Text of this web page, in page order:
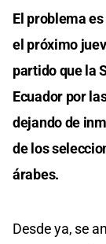
El problema
el próximo
partido que la
Ecuador por
dejando de
de los
árabes.
Desde ya, se